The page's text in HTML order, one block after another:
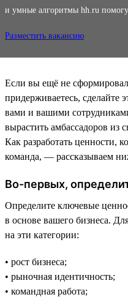
и умные алгоритмы hh.ru
Разместить вакансию
Если вы ещё не
придерживаетесь, сделайте
вами и вашими
вырастить амбассадоров из
Как разработать ценности,
команда, — рассказываем
Во-первых,
Определите ключевые
в основе вашего бизнеса.
на эти категории:
• рост бизнеса;
• рыночная идентичность;
• командная работа;